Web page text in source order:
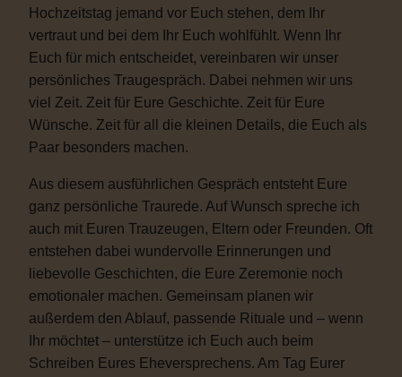
Hochzeitstag jemand vor Euch stehen, dem Ihr
vertraut und bei dem Ihr Euch wohlfühlt. Wenn Ihr
Euch für mich entscheidet, vereinbaren wir unser
persönliches Traugespräch. Dabei nehmen wir uns
viel Zeit. Zeit für Eure Geschichte. Zeit für Eure
Wünsche. Zeit für all die kleinen Details, die Euch als
Paar besonders machen.
Aus diesem ausführlichen Gespräch entsteht Eure
ganz persönliche Traurede. Auf Wunsch spreche ich
auch mit Euren Trauzeugen, Eltern oder Freunden. Oft
entstehen dabei wundervolle Erinnerungen und
liebevolle Geschichten, die Eure Zeremonie noch
emotionaler machen. Gemeinsam planen wir
außerdem den Ablauf, passende Rituale und – wenn
Ihr möchtet – unterstütze ich Euch auch beim
Schreiben Eures Eheversprechens. Am Tag Eurer